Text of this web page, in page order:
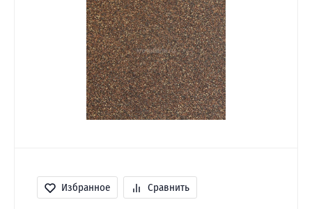
Избранное Сравнить